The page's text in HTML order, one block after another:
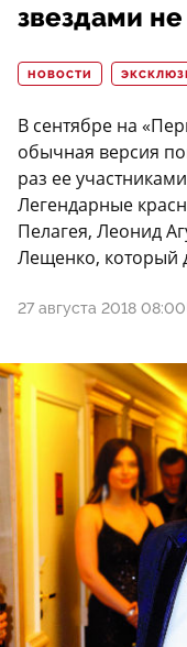
звездами
НОВОСТИ
В сентябре на
обычная версия
раз ее
Легендарные
Пелагея, Леонид
Лещенко, который
27 августа 2018 08:00